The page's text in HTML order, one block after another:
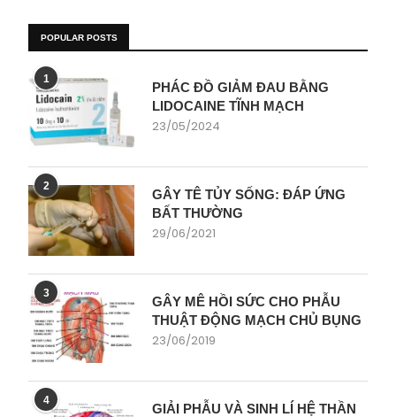
POPULAR POSTS
1
PHÁC ĐỒ GIẢM ĐAU BẰNG
LIDOCAINE TĨNH MẠCH
23/05/2024
2
GÂY TÊ TỦY SỐNG: ĐÁP ỨNG
BẤT THƯỜNG
29/06/2021
3
GÂY MÊ HỒI SỨC CHO PHẪU
THUẬT ĐỘNG MẠCH CHỦ BỤNG
23/06/2019
4
GIẢI PHẪU VÀ SINH LÍ HỆ THẦN